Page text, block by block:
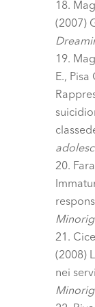
(2007)
E., Pisa
(2008)
nei